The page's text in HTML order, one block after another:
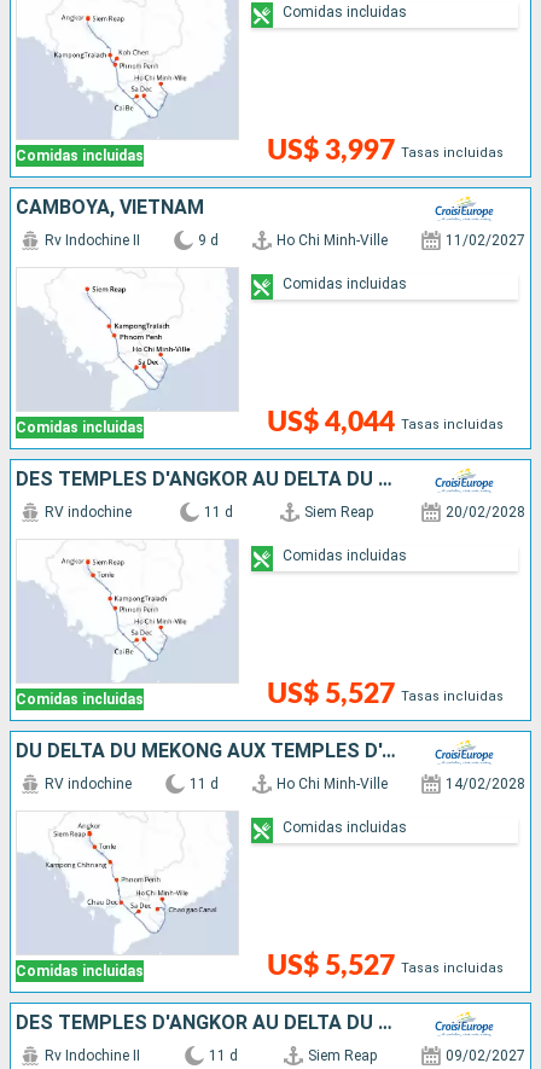
Comidas incluidas US$ 3,997 Tasas incluidas
Comidas incluidas
CAMBOYA, VIETNAM
Comidas incluidas
Rv Indochine II 9 d Ho Chi Minh-Ville 11/02/2027
US$ 4,044 Tasas incluidas
Comidas incluidas
DES TEMPLES D'ANGKOR AU DELTA DU MÉKONG
Comidas incluidas
RV indochine 11 d Siem Reap 20/02/2028
US$ 5,527 Tasas incluidas
Comidas incluidas
DU DELTA DU MÉKONG AUX TEMPLES D'ANGKOR (FORMULE PORT/PORT)
Comidas incluidas
RV indochine 11 d Ho Chi Minh-Ville 14/02/2028
US$ 5,527 Tasas incluidas
Comidas incluidas
DES TEMPLES D'ANGKOR AU DELTA DU MÉKONG
Rv Indochine II 11 d Siem Reap 09/02/2027